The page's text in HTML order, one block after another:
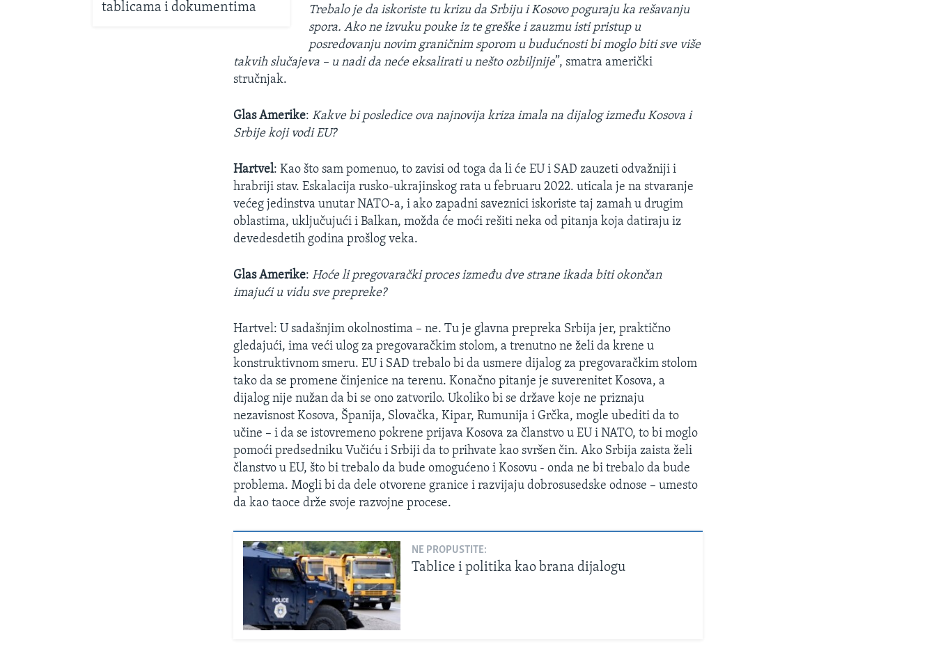
tablicama i dokumentima
Trebalo je da iskoriste tu krizu da Srbiju i Kosovo poguraju ka rešavanju
spora. Ako ne izvuku pouke iz te greške i zauzmu isti pristup u
posredovanju novim graničnim sporom u budućnosti bi moglo biti sve više
takvih slučajeva – u nadi da neće eksalirati u nešto ozbiljnije”, smatra američki
stručnjak.
Glas Amerike:Kakve bi posledice ova najnovija kriza imala na dijalog između Kosova i
Srbije koji vodi EU?
Hartvel: Kao što sam pomenuo, to zavisi od toga da li će EU i SAD zauzeti odvažniji i
hrabriji stav. Eskalacija rusko-ukrajinskog rata u februaru 2022. uticala je na stvaranje
većeg jedinstva unutar NATO-a, i ako zapadni saveznici iskoriste taj zamah u drugim
oblastima, uključujući i Balkan, možda će moći rešiti neka od pitanja koja datiraju iz
devedesdetih godina prošlog veka.
Glas Amerike:Hoće li pregovarački proces između dve strane ikada biti okončan
imajući u vidu sve prepreke?
Hartvel: U sadašnjim okolnostima – ne. Tu je glavna prepreka Srbija jer, praktično
gledajući, ima veći ulog za pregovaračkim stolom, a trenutno ne želi da krene u
konstruktivnom smeru. EU i SAD trebalo bi da usmere dijalog za pregovaračkim stolom
tako da se promene činjenice na terenu. Konačno pitanje je suverenitet Kosova, a
dijalog nije nužan da bi se ono zatvorilo. Ukoliko bi se države koje ne priznaju
nezavisnost Kosova, Španija, Slovačka, Kipar, Rumunija i Grčka, mogle ubediti da to
učine – i da se istovremeno pokrene prijava Kosova za članstvo u EU i NATO, to bi moglo
pomoći predsedniku Vučiću i Srbiji da to prihvate kao svršen čin. Ako Srbija zaista želi
članstvo u EU, što bi trebalo da bude omogućeno i Kosovu - onda ne bi trebalo da bude
problema. Mogli bi da dele otvorene granice i razvijaju dobrosusedske odnose – umesto
da kao taoce drže svoje razvojne procese.
NE PROPUSTITE:
Tablice i politika kao brana dijalogu